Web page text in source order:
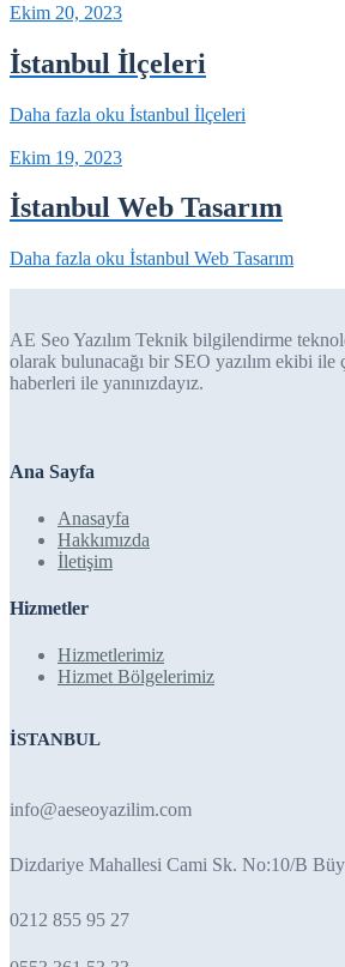
Ekim 20, 2023
İstanbul İlçeleri
Daha fazla oku İstanbul İlçeleri
Ekim 19, 2023
İstanbul Web Tasarım
Daha fazla oku İstanbul Web Tasarım
AE Seo Yazılım Teknik bilgilendirme
olarak bulunacağı bir SEO yazılım ekibi ile
haberleri ile yanınızdayız.
Ana Sayfa
Anasayfa
Hakkımızda
İletişim
Hizmetler
Hizmetlerimiz
Hizmet Bölgelerimiz
İSTANBUL
info@aeseoyazilim.com
Dizdariye Mahallesi Cami Sk. No:10/B
0212 855 95 27